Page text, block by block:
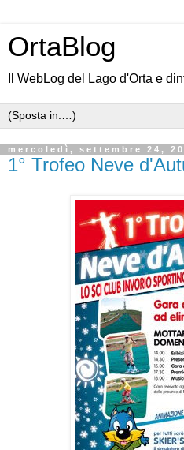
OrtaBlog
Il WebLog del Lago d'Orta e
mercoledì, settembre 24,
1° Trofeo Neve